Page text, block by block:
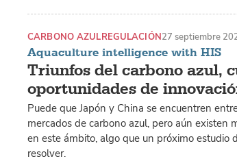
Aquaculture intelligence with HIS
Triunfos del carbono azul,
oportunidades de
CARBONO AZULREGULACIÓN27 septiembre
Puede que Japón y China se encuentren
mercados de carbono azul, pero aún existen
en este ámbito, algo que un próximo estudio
resolver.